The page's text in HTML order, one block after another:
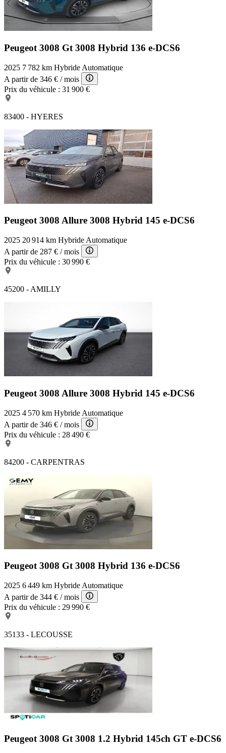
Peugeot 3008 Gt 3008 Hybrid 136 e-DCS6
2025 7 782 km Hybride Automatique
A partir de 346 € / mois
Prix du véhicule : 31 900 €
83400 - HYERES
Peugeot 3008 Allure 3008 Hybrid 145 e-DCS6
2025 20 914 km Hybride Automatique
A partir de 287 € / mois
Prix du véhicule : 30 990 €
45200 - AMILLY
Peugeot 3008 Allure 3008 Hybrid 145 e-DCS6
2025 4 570 km Hybride Automatique
A partir de 346 € / mois
Prix du véhicule : 28 490 €
84200 - CARPENTRAS
Peugeot 3008 Gt3008 Hybrid 136 e-DCS6
2025 6 449 km Hybride Automatique
A partir de 344 € / mois
Prix du véhicule : 29 990 €
35133 - LECOUSSE
Peugeot 3008 Gt 3008 1.2 Hybrid 145ch GT e-DCS6